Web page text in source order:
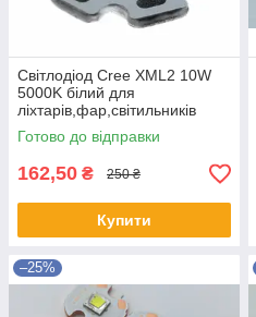
Світлодіод Cree XML2 10W
5000K білий для
ліхтарів,фар,світильників
Готово до відправки
162,50 ₴ 250 ₴
Купити
–25%